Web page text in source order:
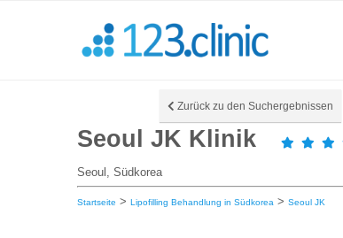
Zurück zu den Suchergebnissen
Seoul JK Klinik
Seoul, Südkorea
Startseite > Lipofilling Behandlung in Südkorea > Seoul JK